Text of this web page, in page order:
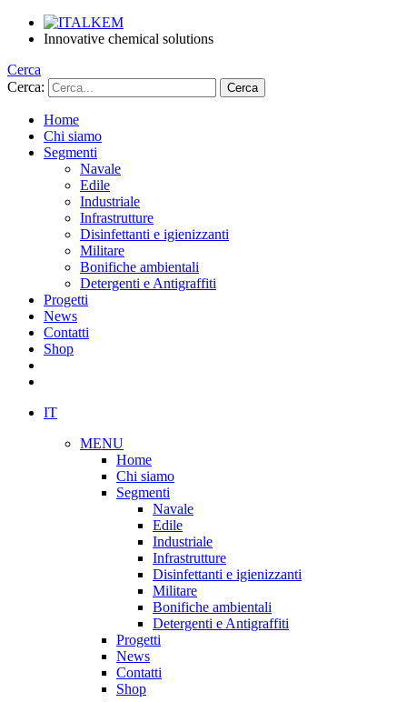
Innovative chemical solutions
Cerca
Cerca:
Home
Chi siamo
Segmenti
Navale
Edile
Industriale
Infrastrutture
Disinfettanti e igienizzanti
Militare
Bonifiche ambientali
Detergenti e Antigraffiti
Progetti
News
Contatti
Shop
IT
MENU
Home
Chi siamo
Segmenti
Navale
Edile
Industriale
Infrastrutture
Disinfettanti e igienizzanti
Militare
Bonifiche ambientali
Detergenti e Antigraffiti
Progetti
News
Contatti
Shop